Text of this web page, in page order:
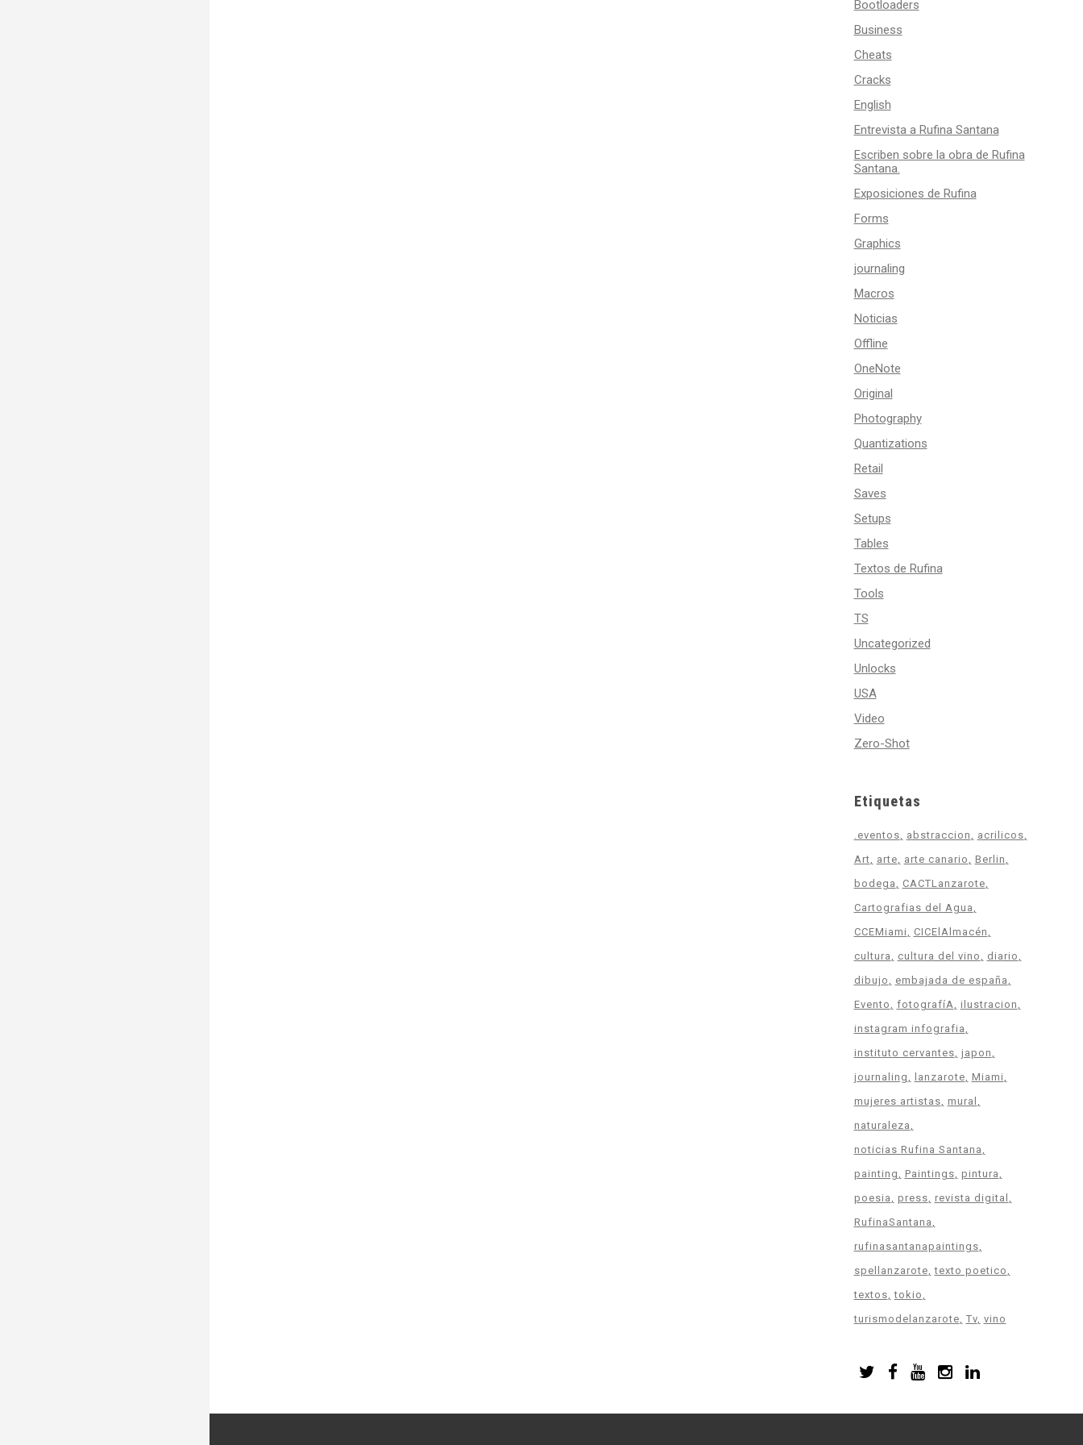
Bootloaders
Business
Cheats
Cracks
English
Entrevista a Rufina Santana
Escriben sobre la obra de Rufina
Santana.
Exposiciones de Rufina
Forms
Graphics
journaling
Macros
Noticias
Offline
OneNote
Original
Photography
Quantizations
Retail
Saves
Setups
Tables
Textos de Rufina
Tools
TS
Uncategorized
Unlocks
USA
Video
Zero-Shot
Etiquetas
.eventos abstraccion
acrilicos
Art
arte arte canario
Berlin
bodega
CACTLanzarote
Cartografias del Agua
CCEMiami
CICElAlmacén
cultura
cultura del vino
diario
dibujo
embajada de españa
Evento
fotografíA ilustracion
instagram infografia
instituto cervantes japon
journaling
lanzarote Miami
mujeres artistas mural
naturaleza
noticias Rufina Santana
painting
Paintings pintura
poesia
press revista digital
RufinaSantana
rufinasantanapaintings
spellanzarote texto poetico
textos tokio
turismodelanzarote Tv vino